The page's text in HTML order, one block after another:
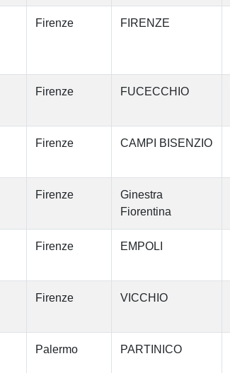
Firenze FIRENZE
Firenze FUCECCHIO
Firenze CAMPI BISENZIO
Firenze
Ginestra
Fiorentina
Firenze EMPOLI
Firenze VICCHIO
Palermo PARTINICO